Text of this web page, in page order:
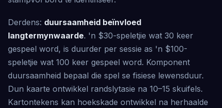
Derdens: duursaamheid beïnvloed
langtermynwaarde. 'n $30-speletjie wat 30 keer
gespeel word, is duurder per sessie as 'n $100-
speletjie wat 100 keer gespeel word. Komponent
duursaamheid bepaal die spel se fisiese lewensduur.
Dun kaarte ontwikkel randslytasie na 10–15 skuifels.
Kartontekens kan hoekskade ontwikkel na herhaalde